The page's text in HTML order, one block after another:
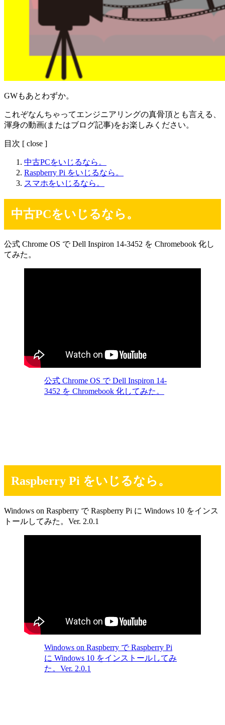
GWもあとわずか。
これぞなんちゃってエンジニアリングの真骨頂とも言える、
渾身の動画(またはブログ記事)をお楽しみください。
目次 [ close ]
中古PCをいじるなら。
Raspberry Pi をいじるなら。
スマホをいじるなら。
中古PCをいじるなら。
公式 Chrome OS で Dell Inspiron 14-3452 を Chromebook 化し
てみた。
公式 Chrome OS で Dell Inspiron 14-
3452 を Chromebook 化してみた。
Raspberry Pi をいじるなら。
Windows on Raspberry で Raspberry Pi に Windows 10 をインス
トールしてみた。Ver. 2.0.1
Windows on Raspberry で Raspberry Pi
に Windows 10 をインストールしてみ
た。Ver. 2.0.1